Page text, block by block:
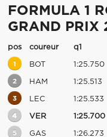
FORMULA 1
GRAND PRIX
pos coureur q1
1 BOT 1:25.750
2 HAM 1:25.513
3 LEC 1:25.533
4 VER 1:25.700
5 GAS 1:26.273